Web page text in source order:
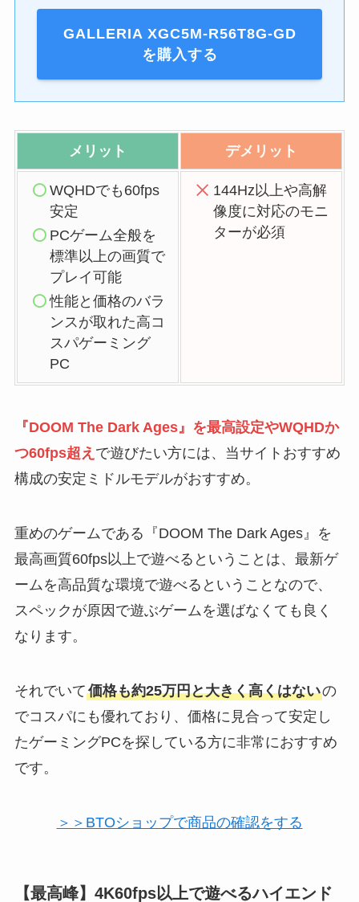
GALLERIA XGC5M-R56T8G-GD
を購入する
メリット デメリット
WQHDでも60fps
安定
PCゲーム全般を
標準以上の画質で
プレイ可能
性能と価格のバラ
ンスが取れた高コ
スパゲーミング
PC
144Hz以上や高解
像度に対応のモニ
ターが必須
『DOOM The Dark Ages』を最高設定やWQHDか
つ60fps超え で遊びたい方には、当サイトおすすめ
構成の安定ミドルモデルがおすすめ。
重めのゲームである『DOOM The Dark Ages』を
最高画質60fps以上で遊べるということは、最新ゲ
ームを高品質な環境で遊べるということなので、
スペックが原因で遊ぶゲームを選ばなくても良く
なります。
それでいて価格も約25万円と大きく高くはないの
でコスパにも優れており、価格に見合って安定し
たゲーミングPCを探している方に非常におすすめ
です。
＞＞BTOショップで商品の確認をする
【最高峰】4K60fps以上で遊べるハイエンド